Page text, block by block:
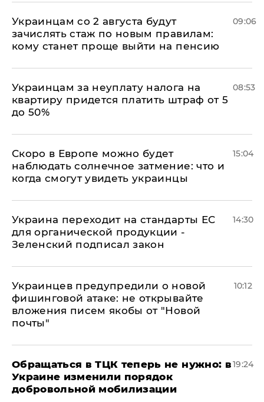
Украинцам со 2 августа будут
зачислять стаж по новым правилам:
кому станет проще выйти на пенсию
09:06
Украинцам за неуплату налога на
квартиру придется платить штраф от 5
до 50%
08:53
Скоро в Европе можно будет
наблюдать солнечное затмение: что и
когда смогут увидеть украинцы
15:04
Украина переходит на стандарты ЕС
для органической продукции -
Зеленский подписал закон
14:30
Украинцев предупредили о новой
фишинговой атаке: не открывайте
вложения писем якобы от "Новой
почты"
10:12
Обращаться в ТЦК теперь не нужно: в
Украине изменили порядок
добровольной мобилизации
19:24